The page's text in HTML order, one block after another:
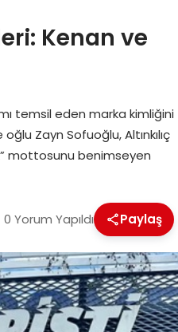
Kenan ve
temsil eden marka kimliğini
Zayn Sofuoğlu, Altınkılıç
mottosunu benimseyen
0 Yorum Yapıldı Paylaş